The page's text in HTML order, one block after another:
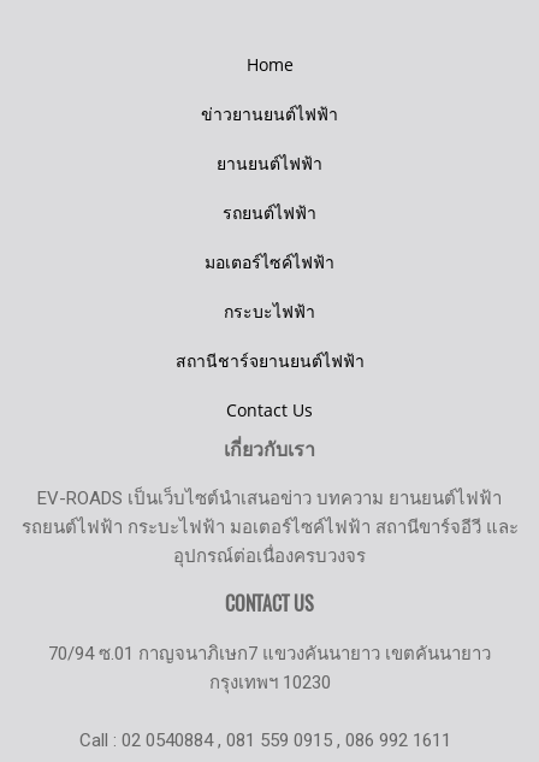
Home
ข่าวยานยนต์ไฟฟ้า
ยานยนต์ไฟฟ้า
รถยนต์ไฟฟ้า
มอเตอร์ไซค์ไฟฟ้า
กระบะไฟฟ้า
สถานีชาร์จยานยนต์ไฟฟ้า
Contact Us
เกี่ยวกับเรา
EV-ROADS เป็นเว็บไซต์นำเสนอข่าว บทความ ยานยนต์ไฟฟ้า
รถยนต์ไฟฟ้า กระบะไฟฟ้า มอเตอร์ไซค์ไฟฟ้า สถานีขาร์จอีวี และ
อุปกรณ์ต่อเนื่องครบวงจร
CONTACT US
70/94 ซ.01 กาญจนาภิเษก7 แขวงคันนายาว เขตคันนายาว
กรุงเทพฯ 10230
Call : 02 0540884 , 081 559 0915 , 086 992 1611